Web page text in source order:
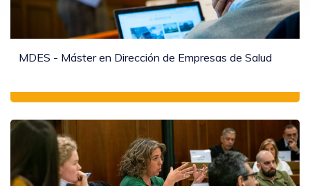
MDES - Máster en Dirección de Empresas de Salud